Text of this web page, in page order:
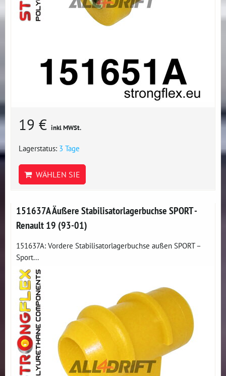
19 € inkl MWSt.
Lagerstatus: 3 Tage
WÄHLEN SIE
151637A Äußere Stabilisatorlagerbuchse SPORT -
Renault 19 (93-01)
151637A: Vordere Stabilisatorlagerbuchse außen SPORT –
Sport...